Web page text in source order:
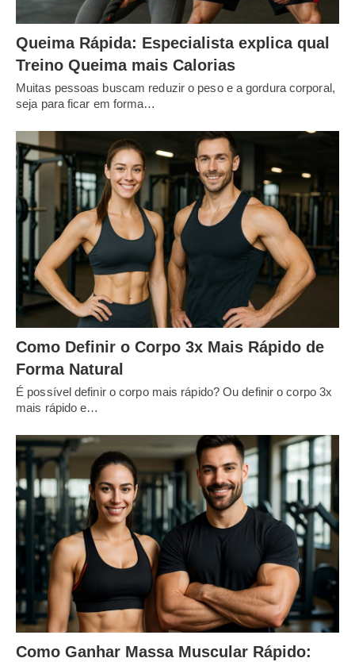
Queima Rápida: Especialista explica qual
Treino Queima mais Calorias
Muitas pessoas buscam reduzir o peso e a gordura corporal,
seja para ficar em forma…
Como Definir o Corpo 3x Mais Rápido de
Forma Natural
É possível definir o corpo mais rápido? Ou definir o corpo 3x
mais rápido e…
Como Ganhar Massa Muscular Rápido: